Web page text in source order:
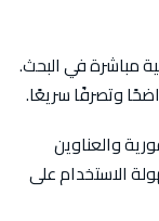
مباشرة في البحث.
وتصرفًا سريعًا.
والعناوين
الاستخدام على